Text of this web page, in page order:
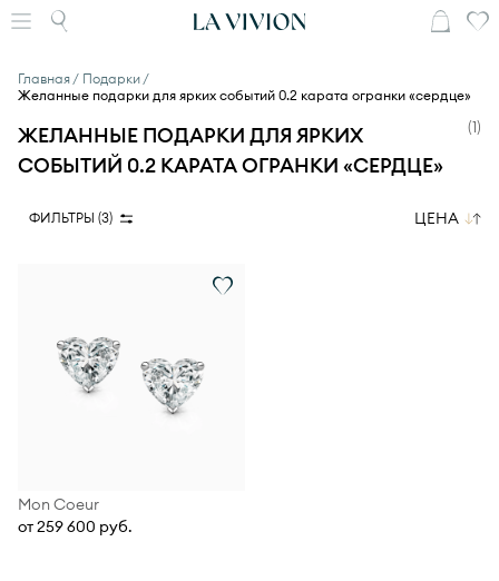
Главная
Подарки
Желанные подарки для ярких событий 0.2 карата огранки «сердце»
ЖЕЛАННЫЕ ПОДАРКИ ДЛЯ ЯРКИХ
СОБЫТИЙ 0.2 КАРАТА ОГРАНКИ «СЕРДЦЕ»
(1)
ФИЛЬТРЫ (3) ЦЕНА
Mon Coeur
от 259 600 руб.